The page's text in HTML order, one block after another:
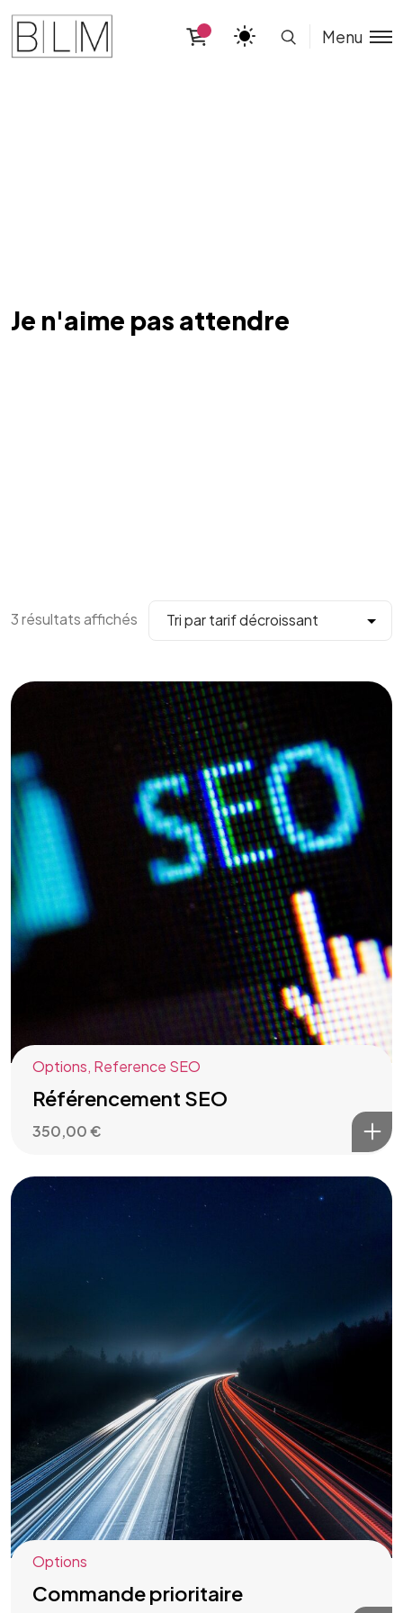
Menu
Je n'aime pas attendre
3 résultats affichés
Options, Reference SEO
Référencement SEO
350,00€
Options
Commande prioritaire